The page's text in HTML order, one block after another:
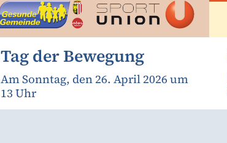
Tag der Bewegung
Am Sonntag, den 26. April 2026 um
13 Uhr